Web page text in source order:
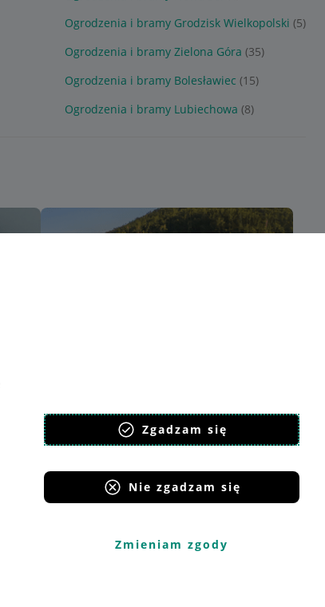
Zgadzam się
Nie zgadzam się
Zmieniam zgody
Ogrodzenia i bramy Grodzisk Wielkopolski (5)
Ogrodzenia i bramy Zielona Góra (35)
Ogrodzenia i bramy Bolesławiec (15)
Ogrodzenia i bramy Lubiechowa (8)